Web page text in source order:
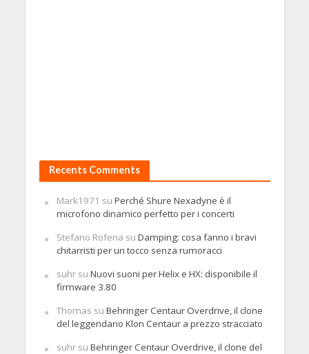
Recents Comments
Mark1971 su Perché Shure Nexadyne è il
microfono dinamico perfetto per i concerti
Stefano Rofena su Damping: cosa fanno i bravi
chitarristi per un tocco senza rumoracci
suhrsu Nuovi suoni per Helix e HX: disponibile il
firmware 3.80
Thomas su Behringer Centaur Overdrive, il clone
del leggendario Klon Centaur a prezzo stracciato
suhrsu Behringer Centaur Overdrive, il clone del